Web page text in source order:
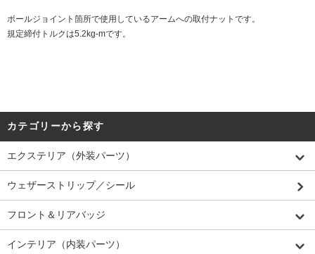
ボールジョイント箇所で使用しているアームへの取付ナットです。
規定締付トルクは5.2kg-mです。
カテゴリーから探す
エクステリア（外装パーツ）
ウェザーストリップ／シール
フロント＆リアバッジ
インテリア（内装パーツ）